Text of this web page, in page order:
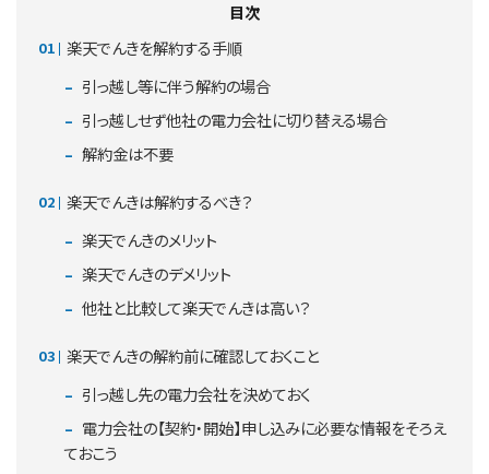
目次
楽天でんきを解約する手順
引っ越し等に伴う解約の場合
引っ越しせず他社の電力会社に切り替える場合
解約金は不要
楽天でんきは解約するべき？
楽天でんきのメリット
楽天でんきのデメリット
他社と比較して楽天でんきは高い？
楽天でんきの解約前に確認しておくこと
引っ越し先の電力会社を決めておく
電力会社の【契約・開始】申し込みに必要な情報をそろえ
ておこう